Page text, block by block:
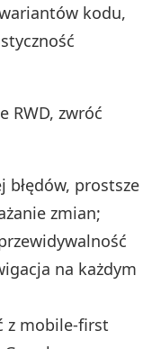
kodu,
RWD, zwróć
błędów, prostsze
zmian;
na każdym
z mobile-first